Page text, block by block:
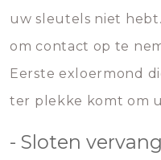
uw sleutels niet
om contact op te
Eerste exloermond
ter plekke komt om
- Sloten